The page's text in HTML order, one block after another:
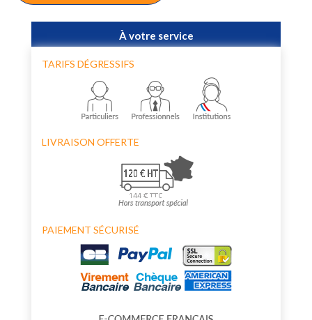
À votre service
TARIFS DÉGRESSIFS
LIVRAISON OFFERTE
PAIEMENT SÉCURISÉ